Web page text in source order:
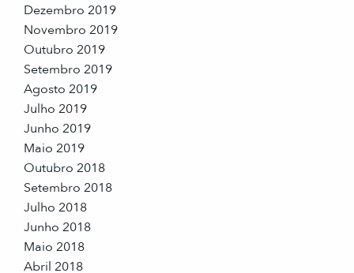
Dezembro 2019
Novembro 2019
Outubro 2019
Setembro 2019
Agosto 2019
Julho 2019
Junho 2019
Maio 2019
Outubro 2018
Setembro 2018
Julho 2018
Junho 2018
Maio 2018
Abril 2018